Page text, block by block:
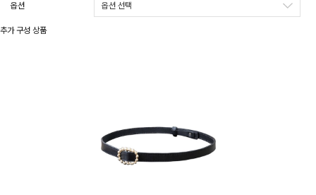
옵션
추가 구성 상품